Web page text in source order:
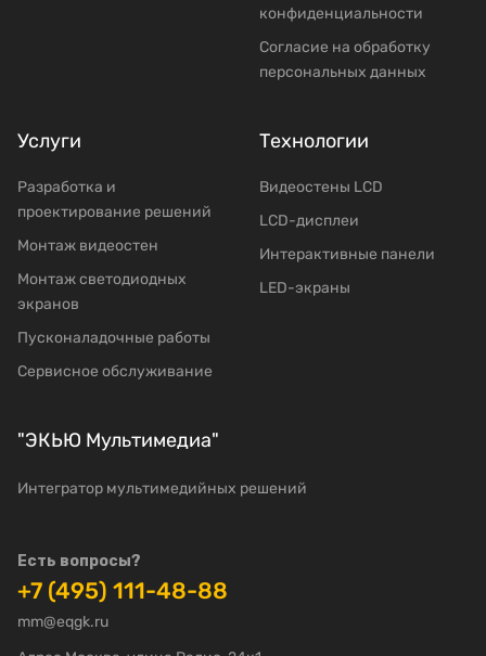
конфиденциальности
Согласие на обработку
персональных данных
Услуги
Разработка и
проектирование решений
Mонтаж видеостен
Moнтаж светодиодных
экранов
Пусконаладочные работы
Сервисное обслуживание
Технологии
Видеостены LCD
LCD-дисплеи
Интерактивные панели
LED-экраны
"ЭКЬЮ Мультимедиа"
Интегратор мультимедийных решений
Есть вопросы?
+7 (495) 111-48-88
mm@eqgk.ru